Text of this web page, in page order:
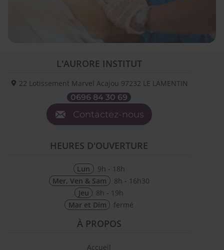
L'AURORE INSTITUT
22 Lotissement Marvel Acajou 97232 LE LAMENTIN
0696 84 30 69
Contactez-nous
HEURES D'OUVERTURE
Lun
9h - 18h
Mer, Ven & Sam
8h - 16h30
Jeu
8h - 19h
Mar et Dim
fermé
À PROPOS
Accueil